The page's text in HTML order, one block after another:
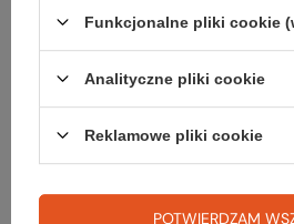
Rozmiar
0.75
Kod EAN
Funkcjonalne pliki cookie
Analityczne pliki cookie
Reklamowe pliki cookie
POTWIERDZAM